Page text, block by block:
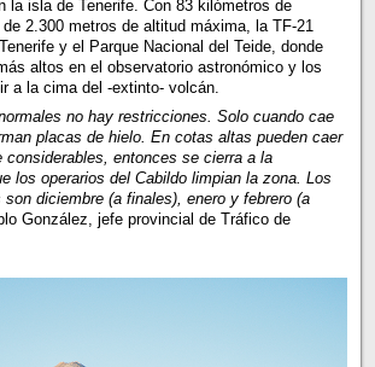
la isla de Tenerife. Con 83 kilómetros de
2.300 metros de altitud máxima, la TF-21
y el Parque Nacional del Teide, donde
altos en el observatorio astronómico y los
a la cima del -extinto- volcán.
no hay restricciones. Solo cuando cae
placas de hielo. En cotas altas pueden caer
considerables, entonces se cierra a la
los operarios del Cabildo limpian la zona. Los
diciembre (a finales), enero y febrero (a
González, jefe provincial de Tráfico de